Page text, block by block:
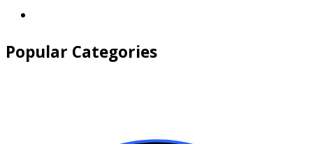
Popular Categories